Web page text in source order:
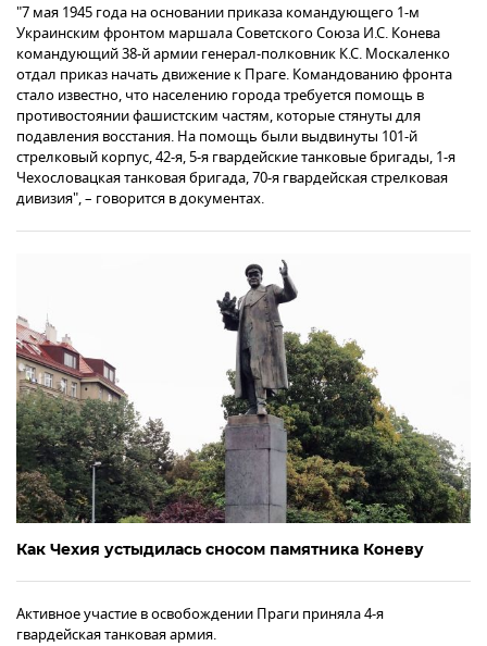
"7 мая 1945 года на основании приказа командующего 1-м
Украинским фронтом маршала Советского Союза И.С. Конева
командующий 38-й армии генерал-полковник К.С. Москаленко
отдал приказ начать движение к Праге. Командованию фронта
стало известно, что населению города требуется помощь в
противостоянии фашистским частям, которые стянуты для
подавления восстания. На помощь были выдвинуты 101-й
стрелковый корпус, 42-я, 5-я гвардейские танковые бригады, 1-я
Чехословацкая танковая бригада, 70-я гвардейская стрелковая
дивизия", – говорится в документах.
Как Чехия устыдилась сносом памятника Коневу
Активное участие в освобождении Праги приняла 4-я
гвардейская танковая армия.